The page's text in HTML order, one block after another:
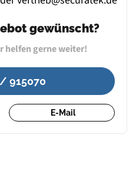
gewünscht?
helfen gerne weiter!
915070
E-Mail